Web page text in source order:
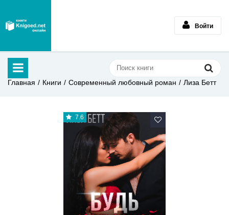
Войти
Главная Книги Современный любовный роман Лиза Бетт
7.6